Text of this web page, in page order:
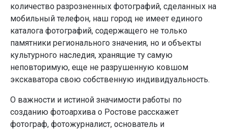
количество разрозненных фотографий, сделанных на
мобильный телефон, наш город не имеет единого
каталога фотографий, содержащего не только
памятники регионального значения, но и объекты
культурного наследия, хранящие ту самую
неповторимую, еще не разрушенную ковшом
экскаватора свою собственную индивидуальность.
О важности и истиной значимости работы по
созданию фотоархива о Ростове расскажет
фотограф, фотожурналист, основатель и